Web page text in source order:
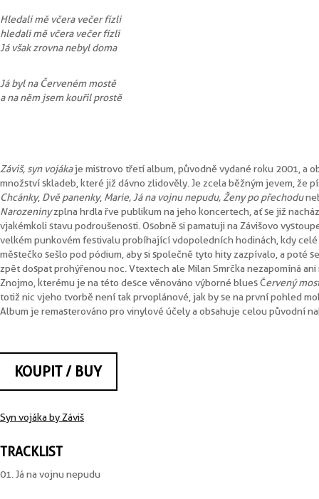
Hledali mě včera večer fízli
hledali mě včera večer fízli
Já však zrovna nebyl doma
Já byl na Červeném mostě
a na něm jsem kouřil prostě
Záviš, syn vojákaje mistrovo třetí album, původně vydané roku 2001, a
množství skladeb, které již dávno zlidověly. Je zcela běžným jevem, že
Chcánky, Dvě panenky, Marie, Já na vojnu nepudu, Ženy po přechodu
Narozeninyzplna hrdla řve publikum na jeho koncertech, ať se již
v jakémkoli stavu podroušenosti. Osobně si pamatuji na Závišovo
velkém punkovém festivalu probíhající v dopoledních hodinách, kdy
městečko sešlo pod pódium, aby si společně tyto hity zazpívalo, a poté
zpět dospat prohýřenou noc. V textech ale Milan Smrčka nezapomíná ani
Znojmo, kterému je na této desce věnováno výborné blues Červený
totiž nic v jeho tvorbě není tak prvoplánové, jak by se na první pohled
Album je remasterováno pro vinylové účely a obsahuje celou původní
KOUPIT / BUY
Syn vojáka by Záviš
TRACKLIST
01. Já na vojnu nepudu